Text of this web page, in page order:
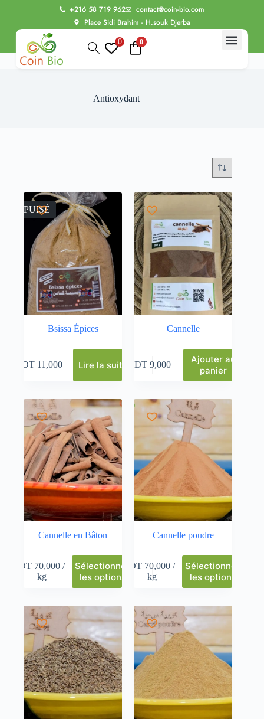
+216 58 719 962
contact@coin-bio.com
Place Sidi Brahim - H.souk Djerba
0
0
Antioxydant
ÉPUISÉ
Bsissa Épices
DT 11,000 Lire la suite
Cannelle
DT9,000
Ajouter au
panier
Cannelle en Bâton
DT 70,000 /
kg
Sélectionnez
les options
Cannelle poudre
DT 70,000 /
kg
Sélectionnez
les options